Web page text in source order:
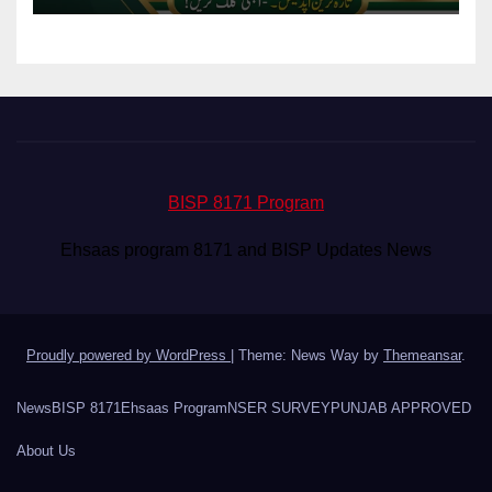
BISP 8171 Program
Ehsaas program 8171 and BISP Updates News
Proudly powered by WordPress Theme: News Way by Themeansar.
News BISP 8171Ehsaas Program NSER SURVEY PUNJAB APPROVED
About Us